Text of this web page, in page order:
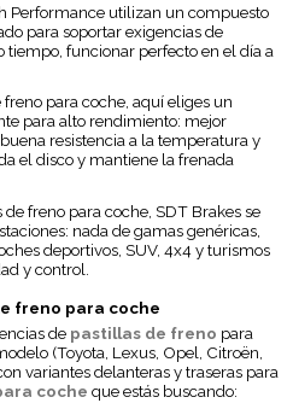
Performance utilizan un compuesto
para soportar exigencias de
funcionar perfecto en el día a
para coche, aquí eliges un
para alto rendimiento: mejor
resistencia a la temperatura y
el disco y mantiene la frenada
freno para coche, SDT Brakes se
nada de gamas genéricas,
deportivos, SUV, 4x4 y turismos
y control.
freno para coche
de pastillas de freno para
(Toyota, Lexus, Opel, Citroën,
variantes delanteras y traseras para
coche que estás buscando: